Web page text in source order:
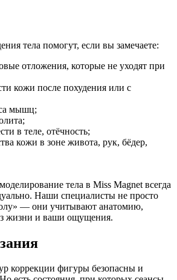
тела помогут, если вы замечаете:
отложения, которые не уходят при
кожи после похудения или с
мышц;
в теле, отёчность;
кожи в зоне живота, рук, бёдер,
тела в Miss Magnet всегда
Наши специалисты не просто
— они учитывают анатомию,
жизни и ваши ощущения.
коррекции фигуры безопасны и